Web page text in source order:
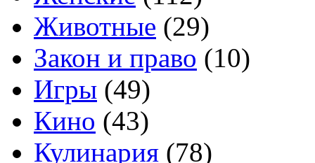
Животные (29)
Закон и право (10)
Игры (49)
Кино (43)
Кулинария (78)